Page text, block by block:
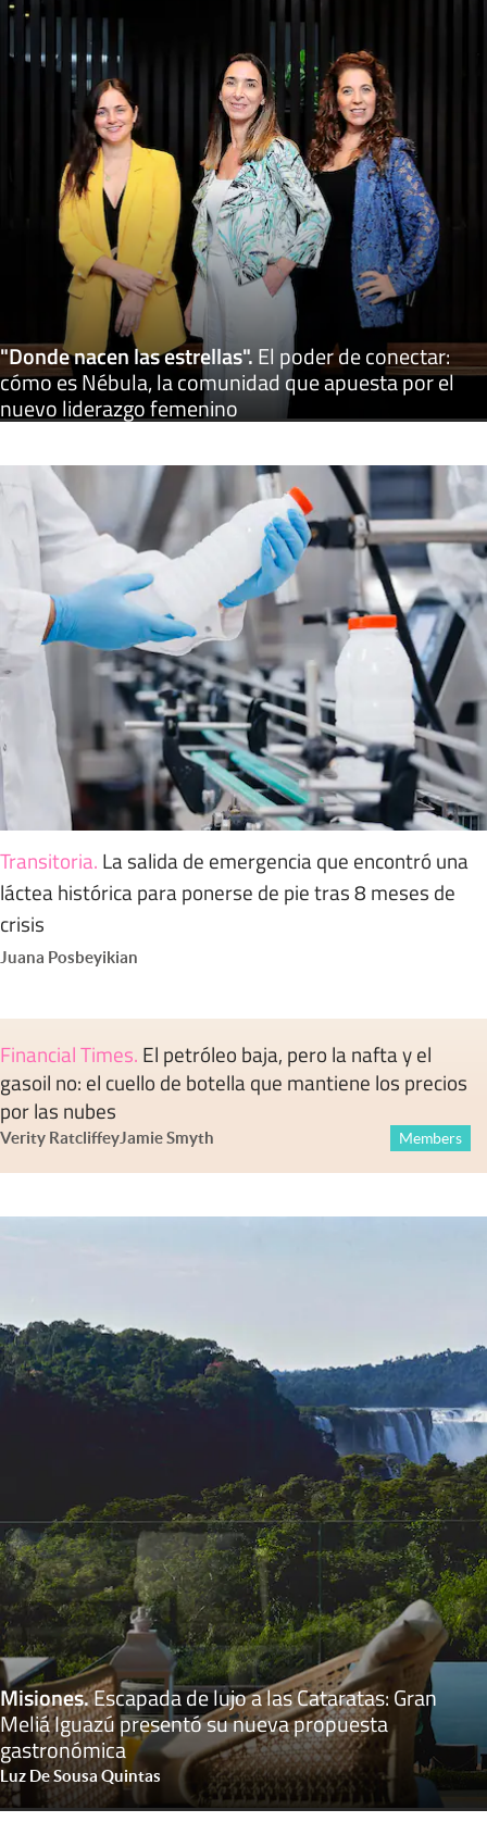
"Donde nacen las estrellas".El poder de conectar:
cómo es Nébula, la comunidad que apuesta por el
nuevo liderazgo femenino
Transitoria. La salida de emergencia que encontró una
láctea histórica para ponerse de pie tras 8 meses de
crisis
Juana Posbeyikian
Financial Times. El petróleo baja, pero la nafta y el
gasoil no: el cuello de botella que mantiene los precios
por las nubes
Verity RatcliffeyJamie Smyth Members
Misiones.Escapada de lujo a las Cataratas: Gran
Meliá Iguazú presentó su nueva propuesta
gastronómica
Luz De Sousa Quintas